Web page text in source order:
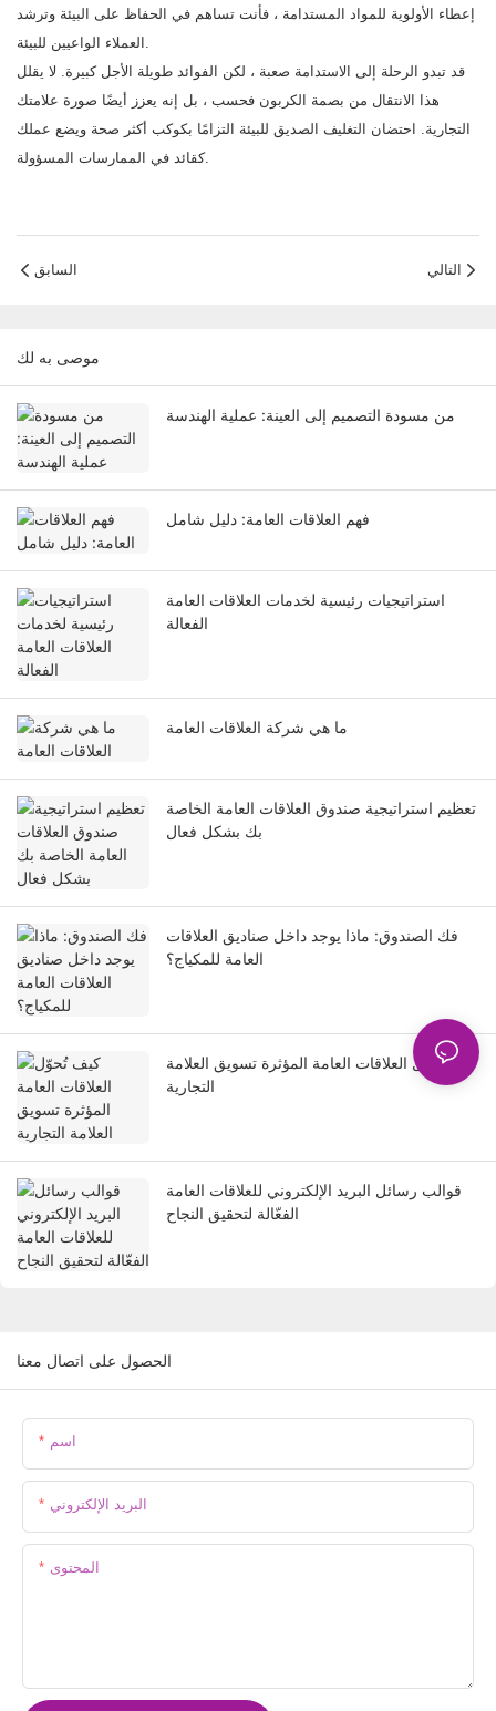
إعطاء الأولوية للمواد المستدامة ، فأنت تساهم في الحفاظ على البيئة وترشد
العملاء الواعيين للبيئة.
قد تبدو الرحلة إلى الاستدامة صعبة ، لكن الفوائد طويلة الأجل كبيرة. لا يقلل
هذا الانتقال من بصمة الكربون فحسب ، بل إنه يعزز أيضًا صورة علامتك
التجارية. احتضان التغليف الصديق للبيئة التزامًا بكوكب أكثر صحة ويضع عملك
كقائد في الممارسات المسؤولة.
السابق التالي
موصى به لك
من مسودة التصميم إلى العينة: عملية الهندسة
فهم العلاقات العامة: دليل شامل
استراتيجيات رئيسية لخدمات العلاقات العامة
الفعالة
ما هي شركة العلاقات العامة
تعظيم استراتيجية صندوق العلاقات العامة الخاصة
بك بشكل فعال
فك الصندوق: ماذا يوجد داخل صناديق العلاقات
العامة للمكياج؟
كيف تُحوّل العلاقات العامة المؤثرة تسويق العلامة
التجارية
قوالب رسائل البريد الإلكتروني للعلاقات العامة
الفعّالة لتحقيق النجاح
الحصول على اتصال معنا
اسم
البريد الإلكتروني
المحتوى